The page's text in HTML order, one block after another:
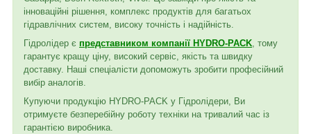
інноваційні рішення, комплекс продуктів для багатьох
гідравлічних систем, високу точність і надійність.
Гідролідер є представником компанії HYDRO-PACK, тому
гарантує кращу ціну, високий сервіс, якість та швидку
доставку. Наші спеціалісти допоможуть зробити професійний
вибір аналогів.
Купуючи продукцію HYDRO-PACK у Гідролідери, Ви
отримуєте безперебійну роботу техніки на тривалий час із
гарантією виробника.